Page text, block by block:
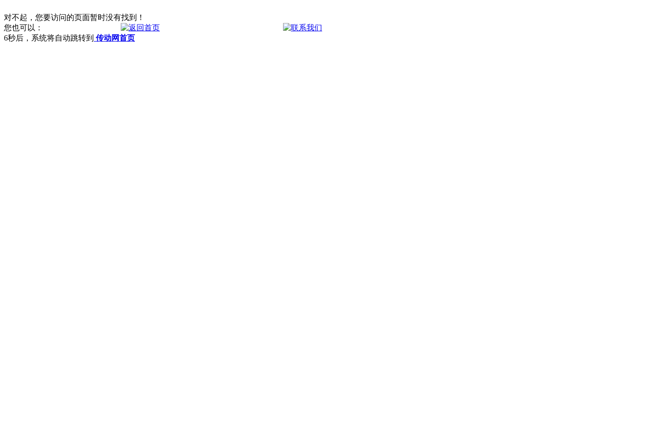
对不起，您要访问的页面暂时没有找到！
您也可以：
6秒后，系统将自动跳转到 传动网首页